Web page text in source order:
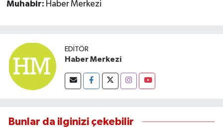
Muhabir: Haber Merkezi
EDITÖR
Haber Merkezi
Bunlar da ilginizi çekebilir